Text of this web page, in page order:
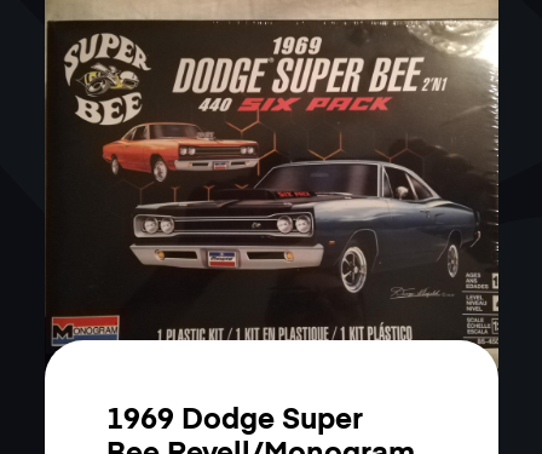
1969 Dodge Super